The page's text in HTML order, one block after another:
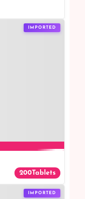
IMPORTED
200Tablets
IMPORTED